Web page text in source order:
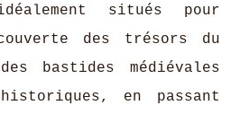
situés pour
des trésors du
bastides médiévales
en passant